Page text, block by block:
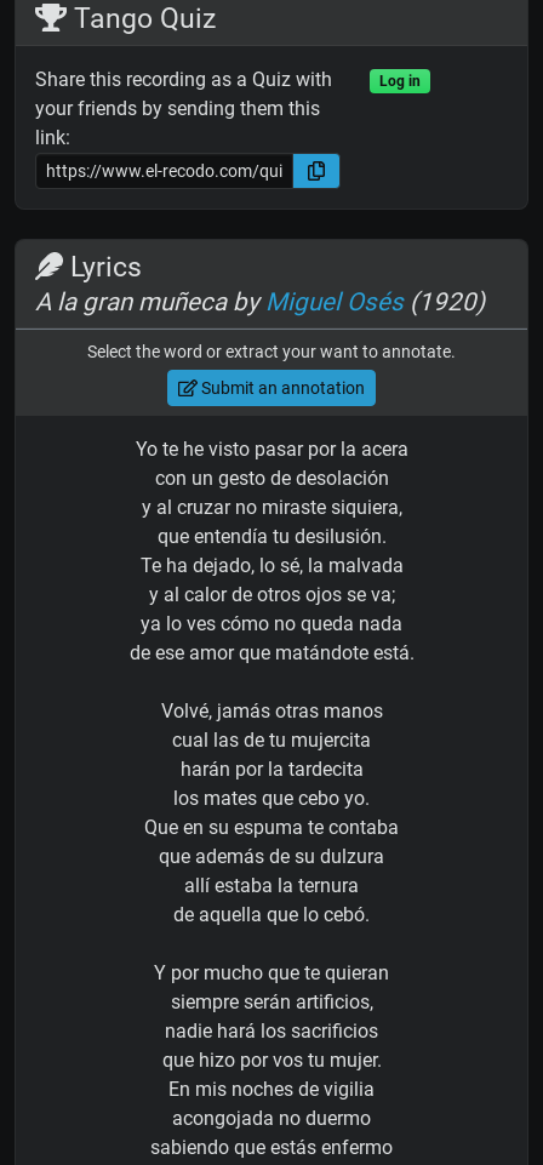
Tango Quiz
Share this recording as a Quiz with
your friends by sending them this
link:
Log in
Lyrics
A la gran muñeca byMiguel Osés(1920)
Select the word or extract your want to annotate.
Submit an annotation
Yo te he visto pasar por la acera
con un gesto de desolación
y al cruzar no miraste siquiera,
que entendía tu desilusión.
Te ha dejado, lo sé, la malvada
y al calor de otros ojos se va;
ya lo ves cómo no queda nada
de ese amor que matándote está.
Volvé, jamás otras manos
cual las de tu mujercita
harán por la tardecita
los mates que cebo yo.
Que en su espuma te contaba
que además de su dulzura
allí estaba la ternura
de aquella que lo cebó.
Y por mucho que te quieran
siempre serán artificios,
nadie hará los sacrificios
que hizo por vos tu mujer.
En mis noches de vigilia
acongojada no duermo
sabiendo que estás enfermo